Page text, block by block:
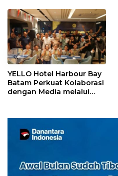
«
YELLO Hotel Harbour Bay
Batam Perkuat Kolaborasi
dengan Media melalui